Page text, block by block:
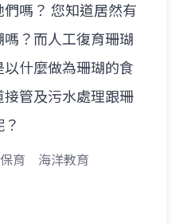
嗎？ 您知道居然有
？而人工復育珊瑚
什麼做為珊瑚的食
管及污水處理跟珊
育 海洋教育